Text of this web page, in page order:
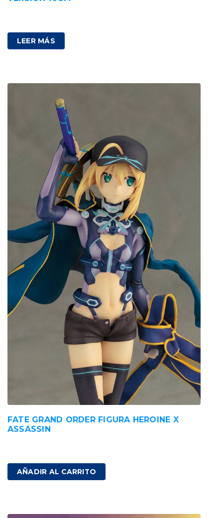
LEER MÁS
FATE GRAND ORDER FIGURA HEROINE X
ASSASSIN
AÑADIR AL CARRITO